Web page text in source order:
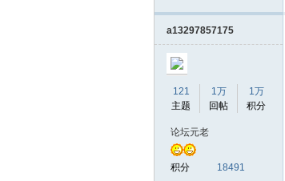
a13297857175
121
主题
1万
回帖
1万
积分
论坛元老
积分 18491